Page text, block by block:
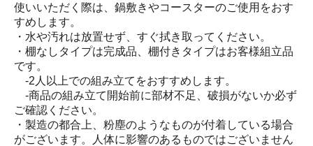
使いいただく際は、鍋敷きやコースターのご使用をおす
すめします。
・水や汚れは放置せず、すぐ拭き取ってください。
・棚なしタイプは完成品、棚付きタイプはお客様組立品
です。
-2人以上での組み立てをおすすめします。
-商品の組み立て開始前に部材不足、破損がないか必ず
ご確認ください。
・製造の都合上、粉塵のようなものが付着している場合
がございます。人体に影響のあるものではございません